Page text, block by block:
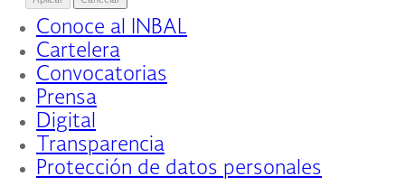
de
Navegación
Conoce al INBAL
Cartelera
Convocatorias
Prensa
Digital
Transparencia
Protección de datos personales